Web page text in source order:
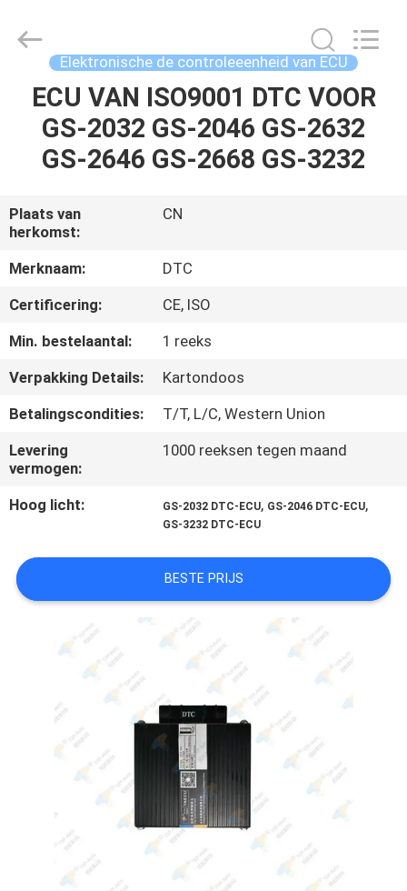
HUIS
PRODUCTEN
VIDEO'S
ONGEVEER
ONS
KWALITEITSCONTROLE
CONTACTEER
ONS
VERZOEK
OM
CITAAT
SITEMAP
PRIVACY
Reserved.
Developed
Elektronische de controleeenheid van ECU
ECU VAN ISO9001 DTC VOOR
GS-2032 GS-2046 GS-2632
GS-2646 GS-2668 GS-3232
Plaats van
herkomst:
CN
Merknaam:
DTC
Certificering:
CE, ISO
Min. bestelaantal:
1 reeks
Verpakking Details:
Kartondoos
Betalingscondities:
T/T, L/C, Western Union
Levering
vermogen:
1000 reeksen tegen maand
Hoog licht: GS-2032 DTC-ECU, GS-2046 DTC-ECU,
GS-3232 DTC-ECU
BESTE PRIJS